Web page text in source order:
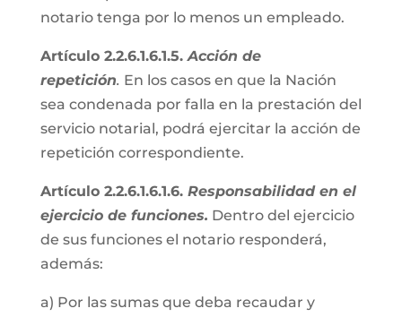
notario tenga por lo menos un empleado.
Artículo 2.2.6.1.6.1.5.Acción de
repetición. En los casos en que la Nación
sea condenada por falla en la prestación del
servicio notarial, podrá ejercitar la acción de
repetición correspondiente.
Artículo 2.2.6.1.6.1.6. Responsabilidad en el
ejercicio de funciones. Dentro del ejercicio
de sus funciones el notario responderá,
además:
a) Por las sumas que deba recaudar y